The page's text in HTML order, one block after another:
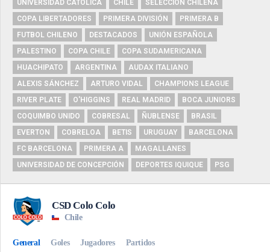
UNIVERSIDAD CATÓLICA
CHILE
SELECCIÓN CHILENA
COPA LIBERTADORES
PRIMERA DIVISIÓN
PRIMERA B
FUTBOL CHILENO
DESTACADOS
UNIÓN ESPAÑOLA
PALESTINO
COPA CHILE
COPA SUDAMERICANA
HUACHIPATO
ARGENTINA
AUDAX ITALIANO
ALEXIS SÁNCHEZ
ARTURO VIDAL
CHAMPIONS LEAGUE
RIVER PLATE
O'HIGGINS REAL MADRID
BOCA JUNIORS
COQUIMBO UNIDO
COBRESAL ÑUBLENSE
BRASIL
EVERTON
COBRELOA BETIS URUGUAY
BARCELONA
FC BARCELONA
PRIMERA A
MAGALLANES
UNIVERSIDAD DE CONCEPCIÓN
DEPORTES IQUIQUE PSG